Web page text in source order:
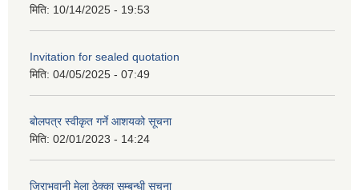
मिति: 10/14/2025 - 19:53
Invitation for sealed quotation
मिति: 04/05/2025 - 07:49
बोलपत्र स्वीकृत गर्ने आशयको सूचना
मिति: 02/01/2023 - 14:24
जिराभवानी मेला ठेक्का सम्बन्धी सूचना